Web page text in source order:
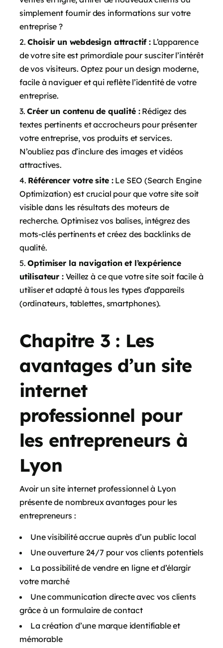
simplement fournir des informations sur votre
entreprise ?
Choisir un webdesign attractif :L’apparence
de votre site est primordiale pour susciter l’intérêt
de vos visiteurs. Optez pour un design moderne,
facile à naviguer et qui reflète l’identité de votre
entreprise.
Créer un contenu de qualité :Rédigez des
textes pertinents et accrocheurs pour présenter
votre entreprise, vos produits et services.
N’oubliez pas d’inclure des images et vidéos
attractives.
Référencer votre site :Le SEO (Search Engine
Optimization) est crucial pour que votre site soit
visible dans les résultats des moteurs de
recherche. Optimisez vos balises, intégrez des
mots-clés pertinents et créez des backlinks de
qualité.
Optimiser la navigation et l’expérience
utilisateur :Veillez à ce que votre site soit facile à
utiliser et adapté à tous les types d’appareils
(ordinateurs, tablettes, smartphones).
Chapitre 3 : Les
avantages d’un site
internet
professionnel pour
les entrepreneurs à
Lyon
Avoir un site internet professionnel à Lyon
présente de nombreux avantages pour les
entrepreneurs :
Une visibilité accrue auprès d’un public local
Une ouverture 24/7 pour vos clients potentiels
La possibilité de vendre en ligne et d’élargir
votre marché
Une communication directe avec vos clients
grâce à un formulaire de contact
La création d’une marque identifiable et
mémorable